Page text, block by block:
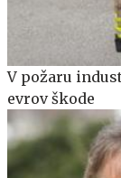
V požaru
evrov škode